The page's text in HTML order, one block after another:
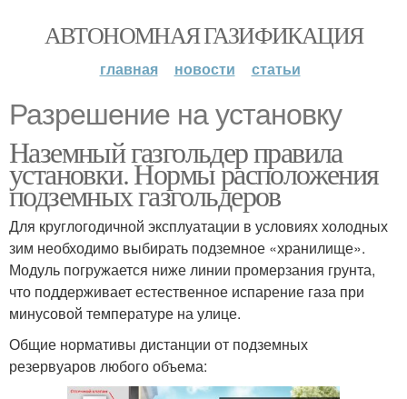
АВТОНОМНАЯ ГАЗИФИКАЦИЯ
главная новости статьи
Разрешение на установку
Наземный газгольдер правила
установки. Нормы расположения
подземных газгольдеров
Для круглогодичной эксплуатации в условиях холодных
зим необходимо выбирать подземное «хранилище».
Модуль погружается ниже линии промерзания грунта,
что поддерживает естественное испарение газа при
минусовой температуре на улице.
Общие нормативы дистанции от подземных
резервуаров любого объема: